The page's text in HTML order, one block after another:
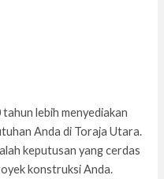
lebih menyediakan
Anda di Toraja Utara.
keputusan yang cerdas
konstruksi Anda.